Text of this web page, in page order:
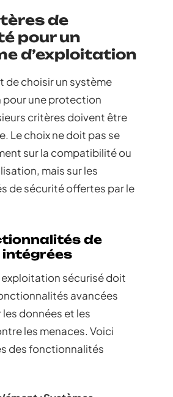
de
pour un
d’exploitation
de choisir un système
pour une protection
critères doivent être
Le choix ne doit pas se
sur la compatibilité ou
mais sur les
de sécurité offertes par le
de
sécurisé doit
avancées
données et les
les menaces. Voici
des fonctionnalités